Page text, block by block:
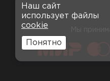
Мы
Наш сайт
использует файлы
cookie
Понятно